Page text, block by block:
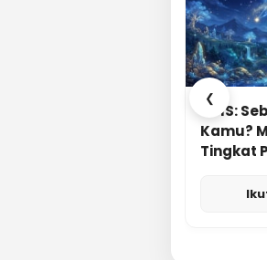
❮
KUIS:
Kamu?
Tingkat